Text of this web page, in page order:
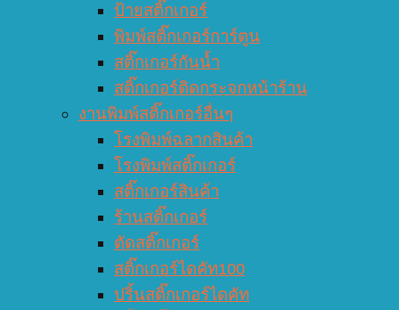
ป้ายสติ๊กเกอร์
พิมพ์สติ๊กเกอร์การ์ตูน
สติ๊กเกอร์กันน้ำ
สติ๊กเกอร์ติดกระจกหน้าร้าน
งานพิมพ์สติ๊กเกอร์อื่นๆ
โรงพิมพ์ฉลากสินค้า
โรงพิมพ์สติ๊กเกอร์
สติ๊กเกอร์สินค้า
ร้านสติ๊กเกอร์
ตัดสติ๊กเกอร์
สติ๊กเกอร์ไดคัท100
ปริ้นสติ๊กเกอร์ไดคัท